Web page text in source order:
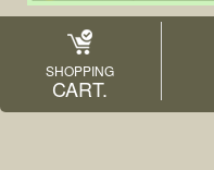
SHOPPING
CART.